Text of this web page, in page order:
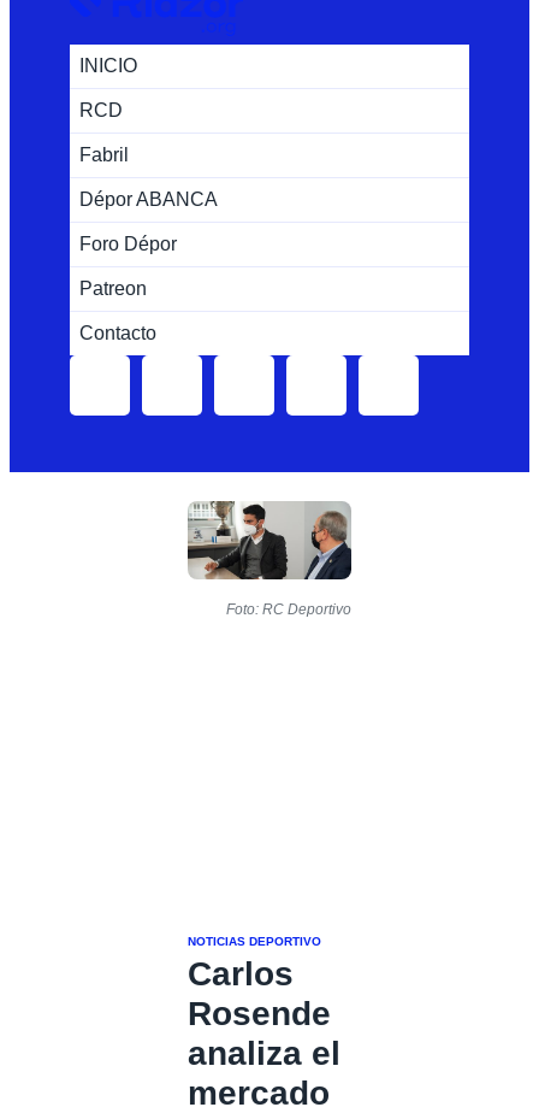
INICIO
RCD
Fabril
Dépor ABANCA
Foro Dépor
Patreon
Contacto
Foto: RC Deportivo
NOTICIAS DEPORTIVO
Carlos
Rosende
analiza el
mercado